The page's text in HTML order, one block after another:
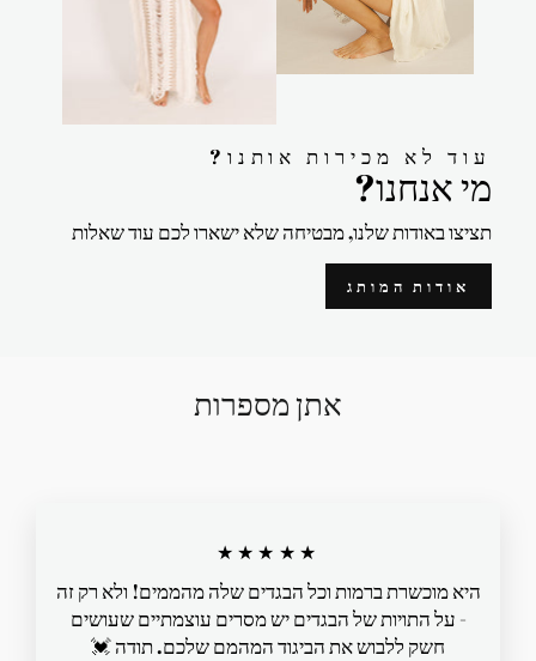
?עוד לא מכירות אותנו
?מי אנחנו
תציצו באודות שלנו, מבטיחה שלא ישארו לכם עוד שאלות
אודות המותג
אתן מספרות
★★★★★
היא מוכשרת ברמות וכל הבגדים שלה מהממים! ולא רק זה
- על התויות של הבגדים יש מסרים עוצמתיים שעושים
חשק ללבוש את הביגוד המהמם שלכם. תודה 💓